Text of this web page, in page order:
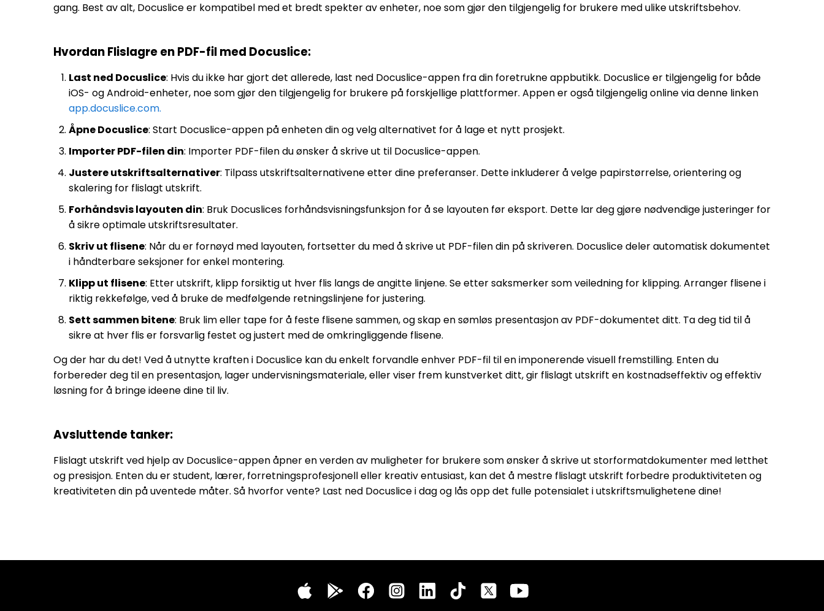
gang. Best av alt, Docuslice er kompatibel med et bredt spekter av enheter, noe som gjør den tilgjengelig for brukere med ulike utskriftsbehov.
Hvordan Flislagre en PDF-fil med Docuslice:
Last ned Docuslice: Hvis du ikke har gjort det allerede, last ned Docuslice-appen fra din foretrukne appbutikk. Docuslice er tilgjengelig for både
iOS- og Android-enheter, noe som gjør den tilgjengelig for brukere på forskjellige plattformer. Appen er også tilgjengelig online via denne linken
app.docuslice.com.
Åpne Docuslice: Start Docuslice-appen på enheten din og velg alternativet for å lage et nytt prosjekt.
Importer PDF-filen din: Importer PDF-filen du ønsker å skrive ut til Docuslice-appen.
Justere utskriftsalternativer: Tilpass utskriftsalternativene etter dine preferanser. Dette inkluderer å velge papirstørrelse, orientering og
skalering for flislagt utskrift.
Forhåndsvis layouten din: Bruk Docuslices forhåndsvisningsfunksjon for å se layouten før eksport. Dette lar deg gjøre nødvendige justeringer for
å sikre optimale utskriftsresultater.
Skriv ut flisene: Når du er fornøyd med layouten, fortsetter du med å skrive ut PDF-filen din på skriveren. Docuslice deler automatisk dokumentet
i håndterbare seksjoner for enkel montering.
Klipp ut flisene: Etter utskrift, klipp forsiktig ut hver flis langs de angitte linjene. Se etter saksmerker som veiledning for klipping. Arranger flisene i
riktig rekkefølge, ved å bruke de medfølgende retningslinjene for justering.
Sett sammen bitene: Bruk lim eller tape for å feste flisene sammen, og skap en sømløs presentasjon av PDF-dokumentet ditt. Ta deg tid til å
sikre at hver flis er forsvarlig festet og justert med de omkringliggende flisene.
Og der har du det! Ved å utnytte kraften i Docuslice kan du enkelt forvandle enhver PDF-fil til en imponerende visuell fremstilling. Enten du
forbereder deg til en presentasjon, lager undervisningsmateriale, eller viser frem kunstverket ditt, gir flislagt utskrift en kostnadseffektiv og effektiv
løsning for å bringe ideene dine til liv.
Avsluttende tanker:
Flislagt utskrift ved hjelp av Docuslice-appen åpner en verden av muligheter for brukere som ønsker å skrive ut storformatdokumenter med letthet
og presisjon. Enten du er student, lærer, forretningsprofesjonell eller kreativ entusiast, kan det å mestre flislagt utskrift forbedre produktiviteten og
kreativiteten din på uventede måter. Så hvorfor vente? Last ned Docuslice i dag og lås opp det fulle potensialet i utskriftsmulighetene dine!